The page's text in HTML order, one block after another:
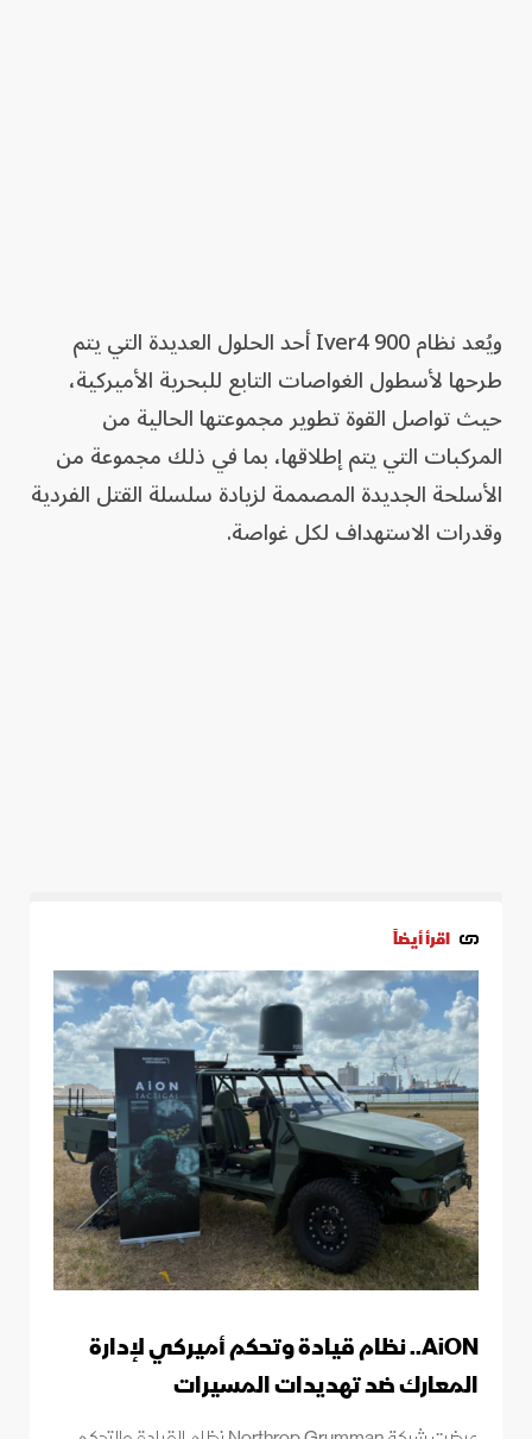
ويُعد نظام Iver4 900 أحد الحلول العديدة التي يتم
طرحها لأسطول الغواصات التابع للبحرية الأميركية،
حيث تواصل القوة تطوير مجموعتها الحالية من
المركبات التي يتم إطلاقها، بما في ذلك مجموعة من
الأسلحة الجديدة المصممة لزيادة سلسلة القتل الفردية
وقدرات الاستهداف لكل غواصة.
اقرأ أيضاً
AiON.. نظام قيادة وتحكم أميركي لإدارة
المعارك ضد تهديدات المسيرات